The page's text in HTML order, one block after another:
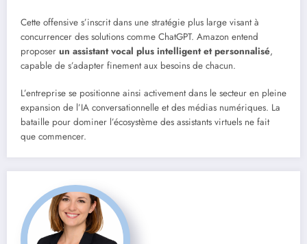
Cette offensive s’inscrit dans une stratégie plus large visant à
concurrencer des solutions comme ChatGPT. Amazon entend
proposer un assistant vocal plus intelligent et personnalisé,
capable de s’adapter finement aux besoins de chacun.
L’entreprise se positionne ainsi activement dans le secteur en pleine
expansion de l’IA conversationnelle et des médias numériques. La
bataille pour dominer l’écosystème des assistants virtuels ne fait
que commencer.